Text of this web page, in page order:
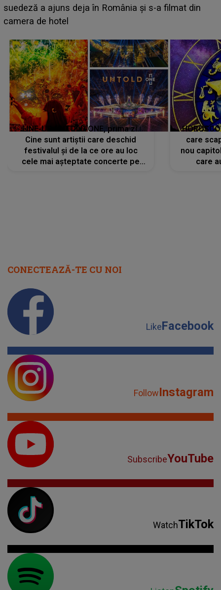
BĂIATUL VIZAT de Alexandra?! Aflându-se în fața
faptului împlinit, A RECUNOSCUT IMEDIAT: "Am
LINE-UP UNTOLD ONE, prima zi.
Cine sunt artiștii care deschid
festivalul și de la ce ore au loc
cele mai așteptate concerte pe
care
nou
care
CONECTEAZĂ-TE CU NOI
LikeFacebook
FollowInstagram
SubscribeYouTube
WatchTikTok